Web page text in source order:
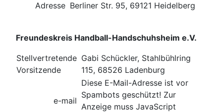
Adresse Berliner Str. 95, 69121 Heidelberg
Freundeskreis Handball-Handschuhsheim e.V.
Stellvertretende
Vorsitzende
Gabi Schückler, Stahlbühlring
115, 68526 Ladenburg
e-mail
Diese E-Mail-Adresse ist vor
Spambots geschützt! Zur
Anzeige muss JavaScript